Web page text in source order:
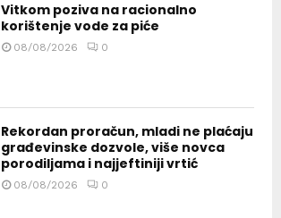
Vitkom poziva na racionalno
korištenje vode za piće
08/08/2026 0
Rekordan proračun, mladi ne plaćaju
građevinske dozvole, više novca
porodiljama i najjeftiniji vrtić
08/08/2026 0